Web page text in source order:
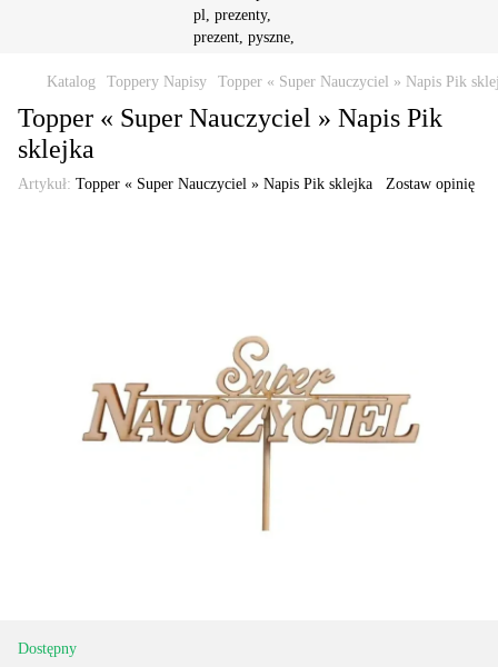
Katalog Toppery Napisy Topper « Super Nauczyciel » Napis Pik
Topper « Super Nauczyciel » Napis Pik
sklejka
Artykuł: Topper « Super Nauczyciel » Napis Pik sklejka Zostaw opinię
Dostępny